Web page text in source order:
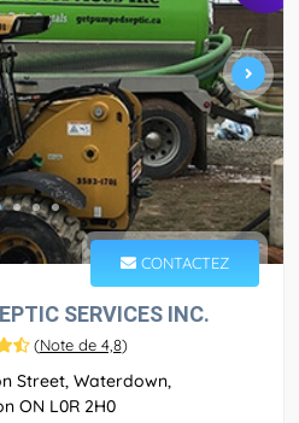
CONTACTEZ
SERVICES INC.
(Note de 4,8)
Street, Waterdown,
ON L0R 2H0